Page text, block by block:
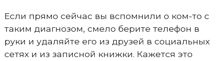
Если прямо сейчас вы вспомнили о ком-то с
таким диагнозом, смело берите телефон в
руки и удаляйте его из друзей в социальных
сетях и из записной книжки. Кажется это